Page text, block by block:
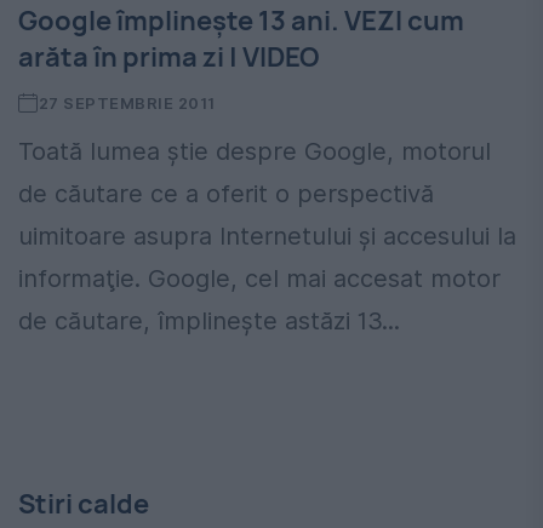
Google împlineşte 13 ani. VEZI cum
arăta în prima zi | VIDEO
27 SEPTEMBRIE 2011
Toată lumea ştie despre Google, motorul
de căutare ce a oferit o perspectivă
uimitoare asupra Internetului şi accesului la
informaţie. Google, cel mai accesat motor
de căutare, împlineşte astăzi 13...
Stiri calde